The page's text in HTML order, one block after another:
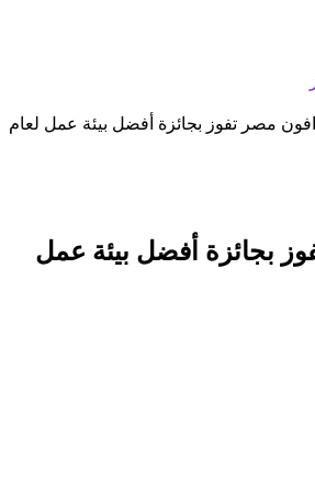
مصر تفوز بجائزة أفضل بيئة عمل لعام
بجائزة أفضل بيئة عمل